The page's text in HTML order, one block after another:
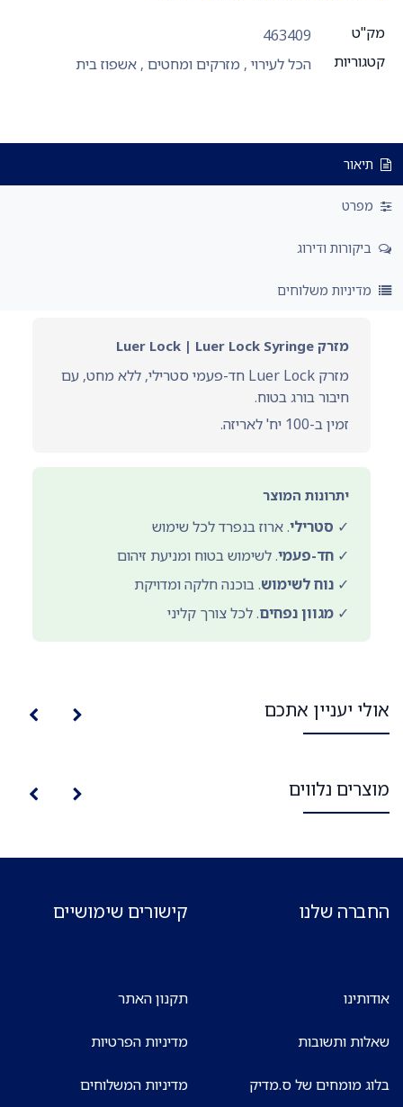
מק"ט
463409
קטגוריות
הכל לעירוי, מזרקים ומחטים, אשפוז בית
תיאור
מפרט
ביקורות ודירוג
מדיניות משלוחים
מזרק Luer Lock | Luer Lock Syringe
מזרק Luer Lock חד-פעמי סטרילי, ללא מחט, עם
חיבור בורג בטוח.
זמין ב-100 יח' לאריזה.
יתרונות המוצר
✓ סטרילי. ארוז בנפרד לכל שימוש
✓ חד-פעמי. לשימוש בטוח ומניעת זיהום
✓ נוח לשימוש. בוכנה חלקה ומדויקת
✓ מגוון נפחים. לכל צורך קליני
אולי יעניין אתכם
מוצרים נלווים
החברה שלנו
אודותינו
שאלות ותשובות
בלוג מומחים של ס.מדיק
קישורים שימושיים
תקנון האתר
מדיניות הפרטיות
מדיניות המשלוחים